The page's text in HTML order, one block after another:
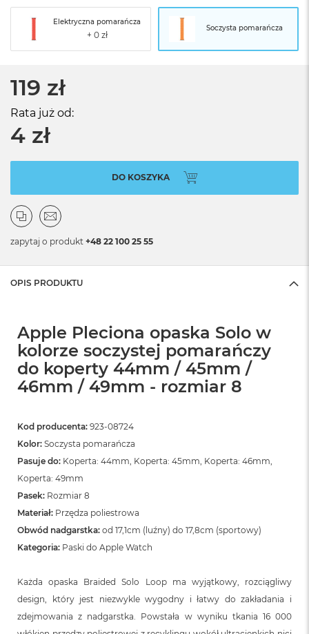
Elektryczna pomarańcza
Soczysta pomarańcza
119 zł
Rata już od:
4 zł
DO KOSZYKA
zapytaj o produkt +48 22 100 25 55
OPIS PRODUKTU
Apple Pleciona opaska Solo w
kolorze soczystej pomarańczy
do koperty 44mm / 45mm /
46mm / 49mm - rozmiar 8
Kod producenta: 923-08724
Kolor: Soczysta pomarańcza
Pasuje do: Koperta: 44mm, Koperta: 45mm, Koperta: 46mm,
Koperta: 49mm
Pasek: Rozmiar 8
Materiał: Przędza poliestrowa
Obwód nadgarstka: od 17,1cm (luźny) do 17,8cm (sportowy)
Kategoria: Paski do Apple Watch
Każda opaska Braided Solo Loop ma wyjątkowy, rozciągliwy
design, który jest niezwykle wygodny i łatwy do zakładania i
zdejmowania z nadgarstka. Powstała w wyniku tkania 16 000